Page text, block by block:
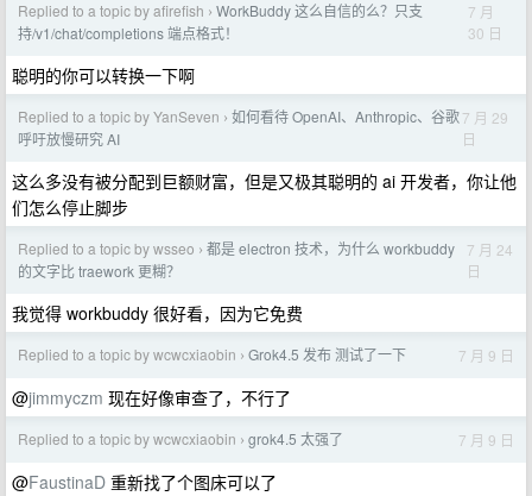
Replied to a topic by afirefish › WorkBuddy 这么自信的么？只支
持/v1/chat/completions 端点格式！
7 月
30 日
聪明的你可以转换一下啊
Replied to a topic by YanSeven › 如何看待 OpenAI、Anthropic、谷歌
呼吁放慢研究 AI
7 月 29
日
这么多没有被分配到巨额财富，但是又极其聪明的 ai 开发者，你让他
们怎么停止脚步
Replied to a topic by wsseo › 都是 electron 技术，为什么 workbuddy
的文字比 traework 更糊？
7 月 24
日
我觉得 workbuddy 很好看，因为它免费
Replied to a topic by wcwcxiaobin › Grok4.5 发布 测试了一下 7 月 9 日
@jimmyczm 现在好像审查了，不行了
Replied to a topic by wcwcxiaobin › grok4.5 太强了 7 月 9 日
@FaustinaD 重新找了个图床可以了